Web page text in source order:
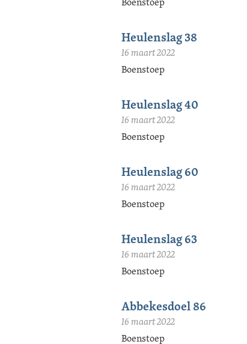
Heulenslag 38
16 maart 2022
Boenstoep
Heulenslag 40
16 maart 2022
Boenstoep
Heulenslag 60
16 maart 2022
Boenstoep
Heulenslag 63
16 maart 2022
Boenstoep
Abbekesdoel 86
16 maart 2022
Boenstoep